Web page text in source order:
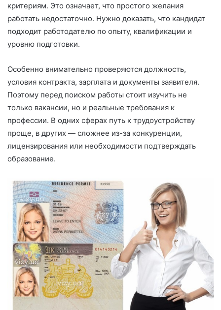
критериям. Это означает, что простого желания
работать недостаточно. Нужно доказать, что кандидат
подходит работодателю по опыту, квалификации и
уровню подготовки.
Особенно внимательно проверяются должность,
условия контракта, зарплата и документы заявителя.
Поэтому перед поиском работы стоит изучить не
только вакансии, но и реальные требования к
профессии. В одних сферах путь к трудоустройству
проще, в других — сложнее из-за конкуренции,
лицензирования или необходимости подтверждать
образование.